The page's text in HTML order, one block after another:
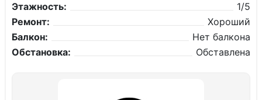
Этажность:
1/5
Ремонт:
Хороший
Балкон:
Нет балкона
Обстановка:
Обставлена